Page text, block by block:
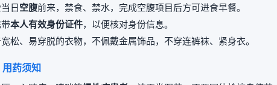
日空腹前来，禁食、禁水，完成空腹项目后方可进食早餐。
本人有效身份证件，以便核对身份信息。
松、易穿脱的衣物，不佩戴金属饰品，不穿连裤袜、紧身衣。
用药须知